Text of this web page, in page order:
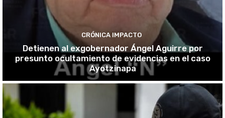
CRÓNICA IMPACTO
Detienen al exgobernador Ángel Aguirre por
presunto ocultamiento de evidencias en el caso
Ayotzinapa